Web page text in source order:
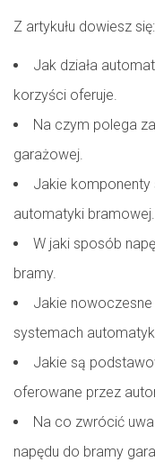
Z artykułu dowiesz się:
Jak działa
korzyści oferuje.
Na czym polega
garażowej.
Jakie komponenty
automatyki bramowej.
W jaki sposób
bramy.
Jakie
systemach
Jakie są
oferowane przez
Na co zwrócić
napędu do bramy